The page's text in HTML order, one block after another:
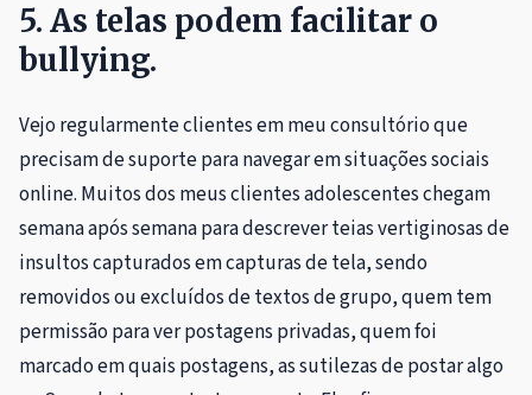
5. As telas podem facilitar o
bullying.
Vejo regularmente clientes em meu consultório que
precisam de suporte para navegar em situações sociais
online. Muitos dos meus clientes adolescentes chegam
semana após semana para descrever teias vertiginosas de
insultos capturados em capturas de tela, sendo
removidos ou excluídos de textos de grupo, quem tem
permissão para ver postagens privadas, quem foi
marcado em quais postagens, as sutilezas de postar algo